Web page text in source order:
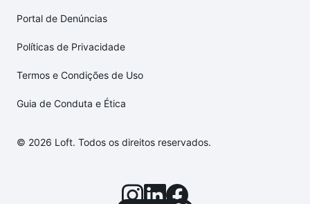
Portal de Denúncias
Políticas de Privacidade
Termos e Condições de Uso
Guia de Conduta e Ética
© 2026 Loft. Todos os direitos reservados.